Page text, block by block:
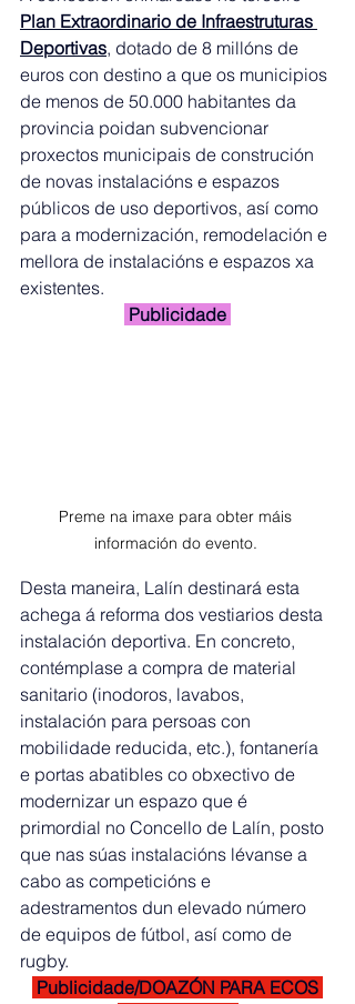
Plan Extraordinario de Infraestruturas
Deportivas, dotado de 8 millóns de
euros con destino a que os municipios
de menos de 50.000 habitantes da
provincia poidan subvencionar
proxectos municipais de construción
de novas instalacións e espazos
públicos de uso deportivos, así como
para a modernización, remodelación e
mellora de instalacións e espazos xa
existentes.
Publicidade
Preme na imaxe para obter máis
información do evento.
Desta maneira, Lalín destinará esta
achega á reforma dos vestiarios desta
instalación deportiva. En concreto,
contémplase a compra de material
sanitario (inodoros, lavabos,
instalación para persoas con
mobilidade reducida, etc.), fontanería
e portas abatibles co obxectivo de
modernizar un espazo que é
primordial no Concello de Lalín, posto
que nas súas instalacións lévanse a
cabo as competicións e
adestramentos dun elevado número
de equipos de fútbol, así como de
rugby.
Publicidade/DOAZÓN PARA ECOS